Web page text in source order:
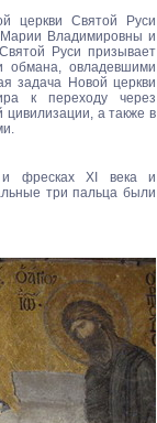
церкви Святой Руси
Марии Владимировны и
Руси призывает
обмана, овладевшими
задача Новой церкви
к переходу через
цивилизации, а также в
и фресках XI века и
три пальца были